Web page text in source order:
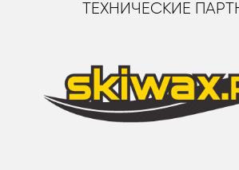
ТЕХНИЧЕСКИЕ